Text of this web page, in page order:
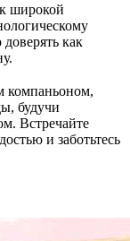
широкой
как
компаньоном,
будучи
Встречайте
и заботьтесь